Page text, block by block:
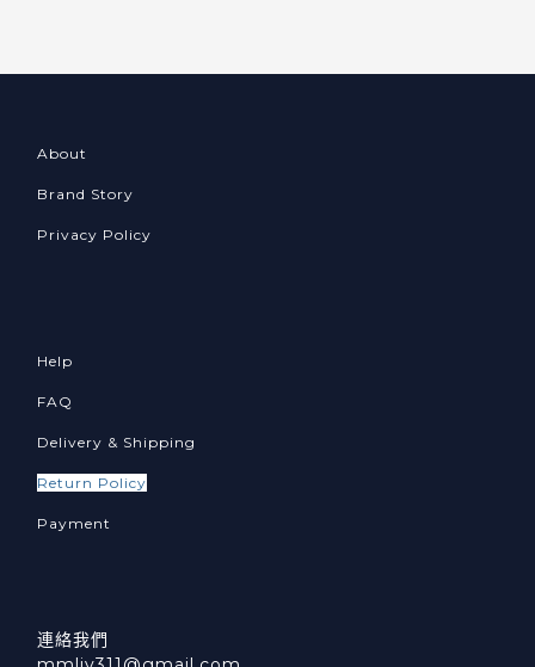
About
Brand Story
Privacy Policy
Help
FAQ
Delivery & Shipping
Return Policy
Payment
連絡我們